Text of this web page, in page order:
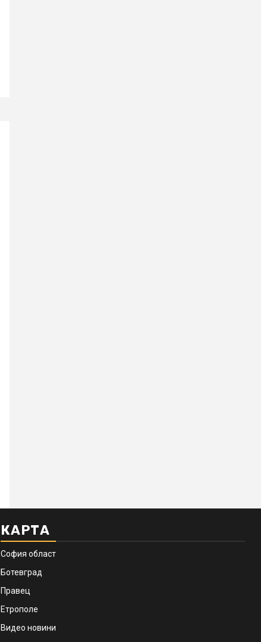
КАРТА
София област
Ботевград
Правец
Етрополе
Видео новини